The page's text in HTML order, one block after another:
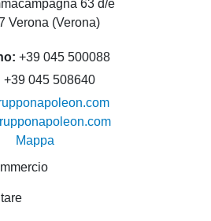
63 d/e
Verona (Verona)
+39 045 500088
+39 045 508640
Mappa